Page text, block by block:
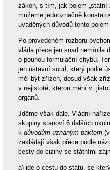
zákon, s tím, jak pojem „státní
můžeme jednoznačně
uváděných důvodů tento
Po provedeném rozboru
vláda přece jen snad nemínila
o pouhou formulační chybu.
jen ústavní soud, který podle
měl být zřízen, dosud však
v nejistotě, kterou mění v
orgánů.
Jděme však dále. Vládní
skupiny stanoví 6 dalších
k důvodům uznaným paktem
zakládají však přece podle
cesty do ciziny se státními
a) jde o cestu do státu, se